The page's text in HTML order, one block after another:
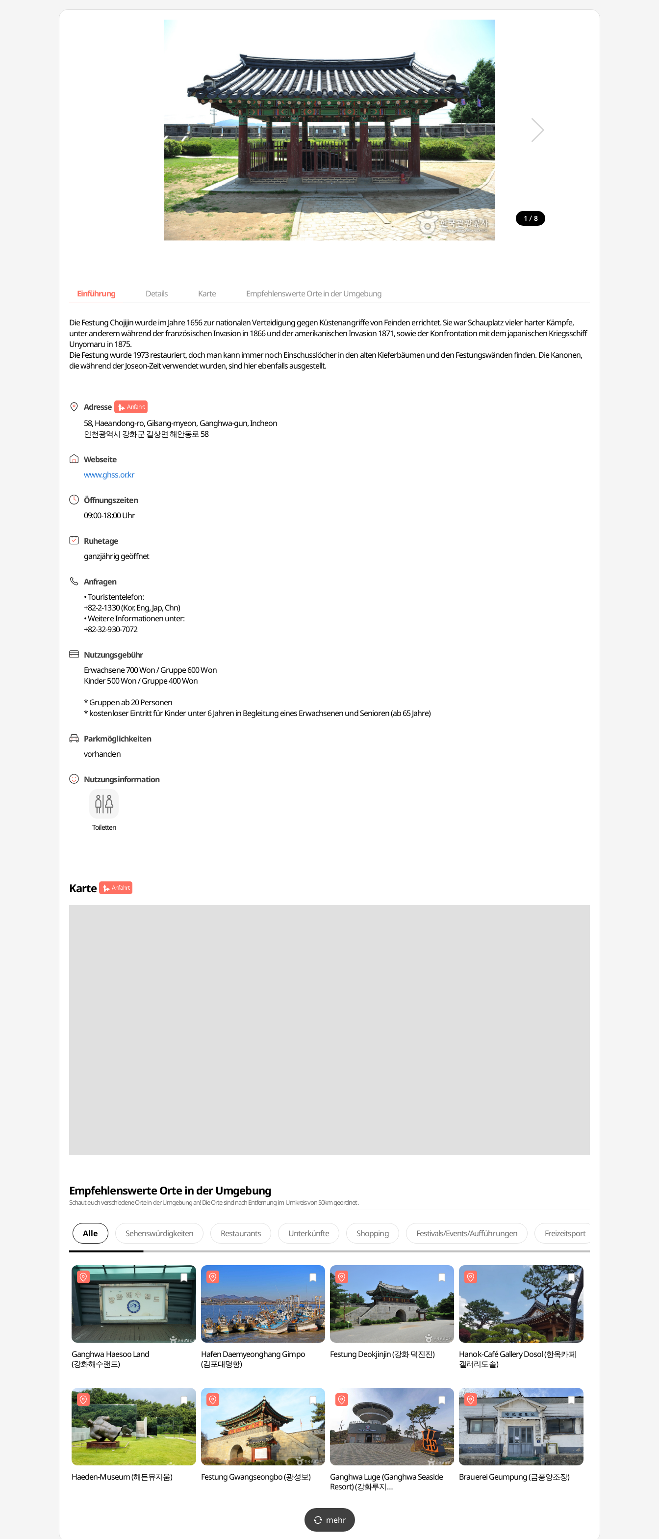
1 / 8
Einführung Details Karte Empfehlenswerte Orte in der Umgebung
Die Festung Chojijin wurde im Jahre 1656 zur nationalen Verteidigung gegen Küstenangriffe von Feinden errichtet. Sie war Schauplatz vieler harter Kämpfe,
unter anderem während der französischen Invasion in 1866 und der amerikanischen Invasion 1871, sowie der Konfrontation mit dem japanischen Kriegsschiff
Unyomaru in 1875.
Die Festung wurde 1973 restauriert, doch man kann immer noch Einschusslöcher in den alten Kieferbäumen und den Festungswänden finden. Die Kanonen,
die während der Joseon-Zeit verwendet wurden, sind hier ebenfalls ausgestellt.
Adresse Anfahrt
58, Haeandong-ro, Gilsang-myeon, Ganghwa-gun, Incheon
인천광역시 강화군 길상면 해안동로 58
Webseite
www.ghss.or.kr
Öffnungszeiten
09:00-18:00 Uhr
Ruhetage
ganzjährig geöffnet
Anfragen
• Touristentelefon:
+82-2-1330 (Kor, Eng, Jap, Chn)
• Weitere Informationen unter:
+82-32-930-7072
Nutzungsgebühr
Erwachsene 700 Won / Gruppe 600 Won
Kinder 500 Won / Gruppe 400 Won
* Gruppen ab 20 Personen
* kostenloser Eintritt für Kinder unter 6 Jahren in Begleitung eines Erwachsenen und Senioren (ab 65 Jahre)
Parkmöglichkeiten
vorhanden
Nutzungsinformation
Toiletten
Karte Anfahrt
Empfehlenswerte Orte in der Umgebung
Schaut euch verschiedene Orte in der Umgebung an! Die Orte sind nach Entfernung im Umkreis von 50km geordnet.
Alle Sehenswürdigkeiten Restaurants Unterkünfte Shopping Festivals/Events/Aufführungen Freizeitsport
Ganghwa Haesoo Land
(강화해수랜드)
Hafen Daemyeonghang Gimpo
(김포대명항)
Festung Deokjinjin (강화 덕진진)
Hanok-Café Gallery Dosol (한옥카페
갤러리도솔)
Haeden-Museum (해든뮤지움) Festung Gwangseongbo (광성보)
Ganghwa Luge (Ganghwa Seaside
Resort) (강화루지
Brauerei Geumpung (금풍양조장)
mehr